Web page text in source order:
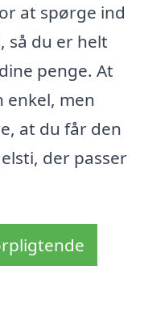
at spørge ind
så du er helt
penge. At
men
at du får den
der passer